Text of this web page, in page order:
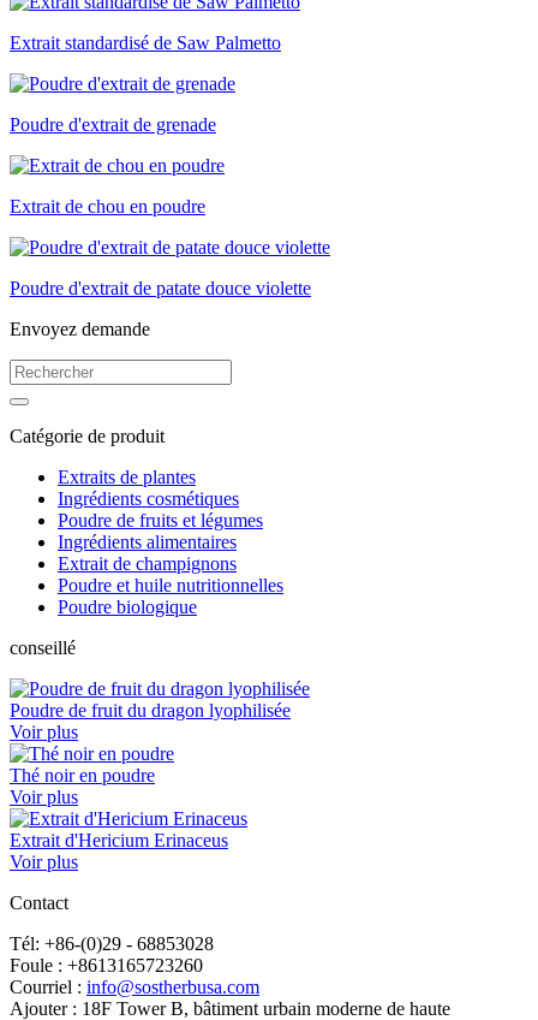
Extrait standardisé de Saw Palmetto
Poudre d'extrait de grenade
Extrait de chou en poudre
Poudre d'extrait de patate douce violette
Envoyez demande
Catégorie de produit
Extraits de plantes
Ingrédients cosmétiques
Poudre de fruits et légumes
Ingrédients alimentaires
Extrait de champignons
Poudre et huile nutritionnelles
Poudre biologique
conseillé
Poudre de fruit du dragon lyophilisée
Voir plus
Thé noir en poudre
Voir plus
Extrait d'Hericium Erinaceus
Voir plus
Contact
Tél: +86-(0)29 - 68853028
Foule : +8613165723260
Courriel : info@sostherbusa.com
Ajouter : 18F Tower B, bâtiment urbain moderne de haute